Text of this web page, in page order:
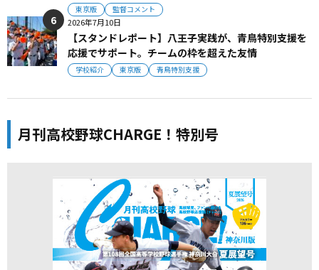
東京版 監督コメント
2026年7月10日
【スタンドレポート】八王子実践が、青鳥特別支援を
応援でサポート。チームの枠を超えた友情
学校紹介 東京版 青鳥特別支援
月刊高校野球CHARGE！特別号